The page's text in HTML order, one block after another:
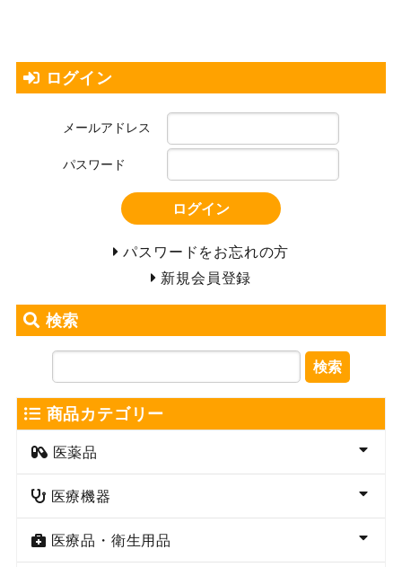
ログイン
メールアドレス
パスワード
ログイン
パスワードをお忘れの方
新規会員登録
検索
検索
商品カテゴリー
医薬品
医療機器
医療品・衛生用品